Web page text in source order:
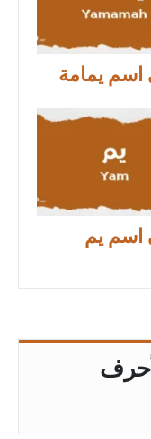
اسم يمامة
اسم يم